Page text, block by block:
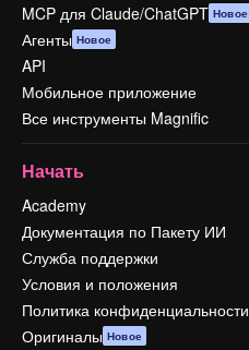
MCP для Claude/ChatGPT Новое
Агенты Новое
API
Мобильное приложение
Все инструменты Magnific
Начать
Academy
Документация по Пакету ИИ
Служба поддержки
Условия и положения
Политика конфиденциальности
Оригиналы Новое